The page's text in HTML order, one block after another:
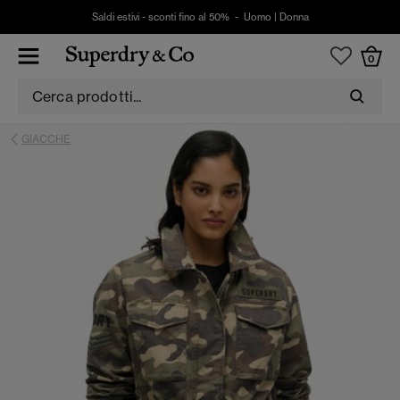
Saldi estivi - sconti fino al 50% - Uomo Donna
0
GIACCHE